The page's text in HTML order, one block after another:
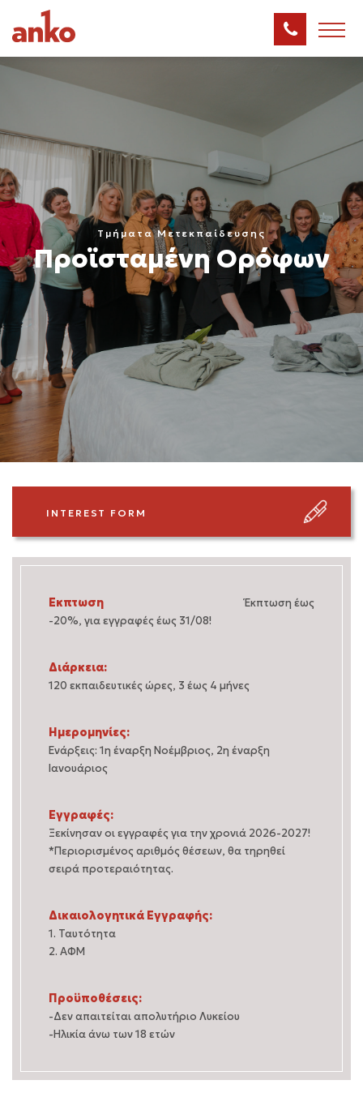
Τμήματα Μετεκπαίδευσης
Προϊσταμένη Ορόφων
INTEREST FORM
Εκπτωση Έκπτωση έως
-20%, για εγγραφές έως 31/08!
Διάρκεια:
120 εκπαιδευτικές ώρες, 3 έως 4 μήνες
Ημερομηνίες:
Ενάρξεις: 1η έναρξη Νοέμβριος, 2η έναρξη
Ιανουάριος
Εγγραφές:
Ξεκίνησαν οι εγγραφές για την χρονιά 2026-2027!
*Περιορισμένος αριθμός θέσεων, θα τηρηθεί
σειρά προτεραιότητας.
Δικαιολογητικά Εγγραφής:
1. Ταυτότητα
2. ΑΦΜ
Προϋποθέσεις:
-Δεν απαιτείται απολυτήριο Λυκείου
-Ηλικία άνω των 18 ετών